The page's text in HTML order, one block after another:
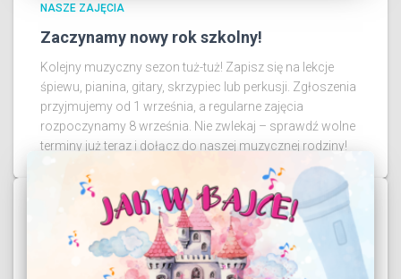
NASZE ZAJĘCIA
Zaczynamy nowy rok szkolny!
Kolejny muzyczny sezon tuż-tuż! Zapisz się na lekcje
śpiewu, pianina, gitary, skrzypiec lub perkusji. Zgłoszenia
przyjmujemy od 1 września, a regularne zajęcia
rozpoczynamy 8 września. Nie zwlekaj – sprawdź wolne
terminy już teraz i dołącz do naszej muzycznej rodziny!